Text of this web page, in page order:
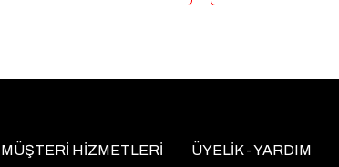
MÜŞTERİ HİZMETLERİ ÜYELİK - YARDIM